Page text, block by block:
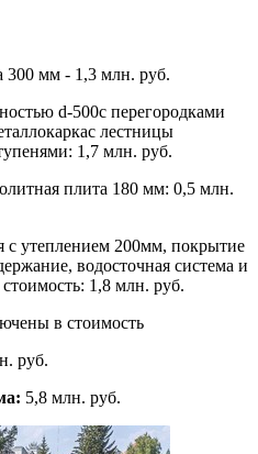
300 мм - 1,3 млн. руб.
d-500с перегородками
лестницы
1,7 млн. руб.
плита 180 мм: 0,5 млн.
с утеплением 200мм, покрытие
водосточная система и
1,8 млн. руб.
в стоимость
руб.
5,8 млн. руб.